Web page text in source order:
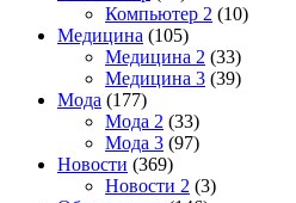
Компьютер 2 (10)
Медицина (105)
Медицина 2 (33)
Медицина 3 (39)
Мода (177)
Мода 2 (33)
Мода 3 (97)
Новости (369)
Новости 2 (3)